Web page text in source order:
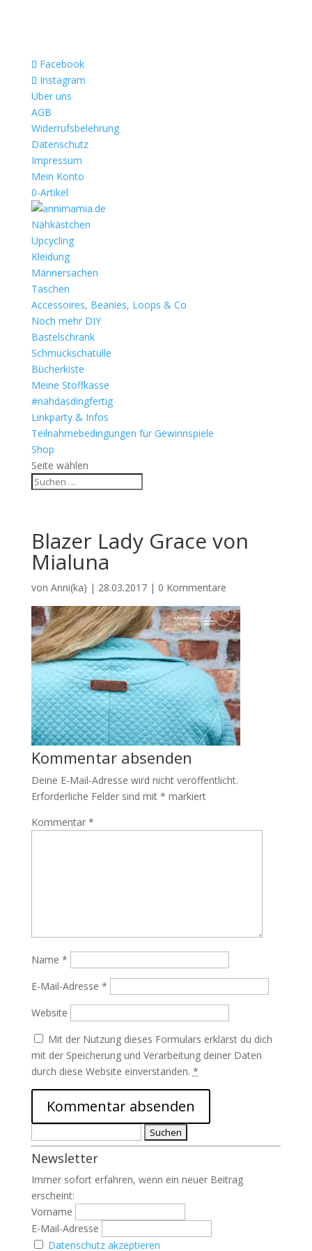
Facebook
Instagram
Über uns
AGB
Widerrufsbelehrung
Datenschutz
Impressum
Mein Konto
0-Artikel
Nähkästchen
Upcycling
Kleidung
Männersachen
Taschen
Accessoires, Beanies, Loops & Co
Noch mehr DIY
Bastelschrank
Schmuckschatulle
Bücherkiste
Meine Stoffkasse
#nähdasdingfertig
Linkparty & Infos
Teilnahmebedingungen für Gewinnspiele
Shop
Seite wählen
Blazer Lady Grace von
Mialuna
von Anni(ka) | 28.03.2017| 0 Kommentare
Kommentar absenden
Deine E-Mail-Adresse wird nicht veröffentlicht.
Erforderliche Felder sind mit * markiert
Kommentar *
Name *
E-Mail-Adresse *
Website
Mit der Nutzung dieses Formulars erklärst du dich
mit der Speicherung und Verarbeitung deiner Daten
durch diese Website einverstanden. *
nach:
Newsletter
Immer sofort erfahren, wenn ein neuer Beitrag
erscheint:
Vorname
E-Mail-Adresse
Datenschutz akzeptieren